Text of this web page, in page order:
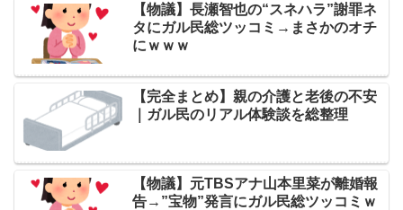
【物議】長瀬智也の“スネハラ”謝罪ネ
タにガル民総ツッコミ→まさかのオチ
にｗｗｗ
【完全まとめ】親の介護と老後の不安
｜ガル民のリアル体験談を総整理
【物議】元TBSアナ山本里菜が離婚報
告→”宝物”発言にガル民総ツッコミｗ